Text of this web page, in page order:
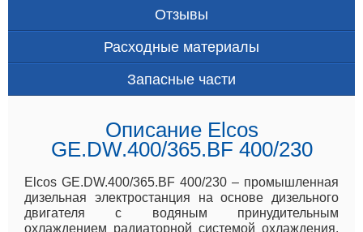
Отзывы
Расходные материалы
Запасные части
Описание Elcos
GE.DW.400/365.BF 400/230
Elcos GE.DW.400/365.BF 400/230 – промышленная
дизельная электростанция на основе дизельного
двигателя с водяным принудительным
охлаждением радиаторной системой охлаждения.